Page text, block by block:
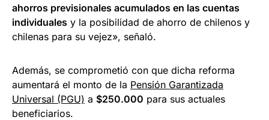
ahorros previsionales acumulados en las cuentas
individuales y la posibilidad de ahorro de chilenos y
chilenas para su vejez», señaló.
Además, se comprometió con que dicha reforma
aumentará el monto de la Pensión Garantizada
Universal (PGU) a $250.000 para sus actuales
beneficiarios.